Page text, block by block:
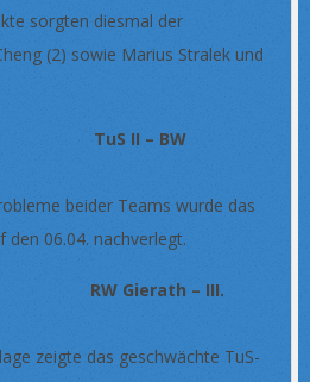
sorgten diesmal der
(2) sowie Marius Stralek und
TuS II – BW
beider Teams wurde das
den 06.04. nachverlegt.
RW Gierath – III.
zeigte das geschwächte TuS-